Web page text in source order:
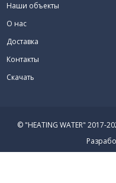
Наши объекты
О нас
Доставка
Контакты
Скачать
© "HEATING WATER" 2017-